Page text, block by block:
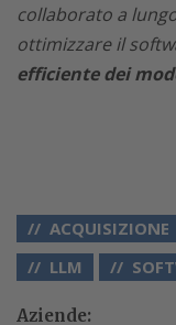
collaborato a
ottimizzare il
efficiente dei
ACQUISIZIONE
LLM
Aziende: